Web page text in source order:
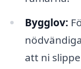
Bygglov:
att ni